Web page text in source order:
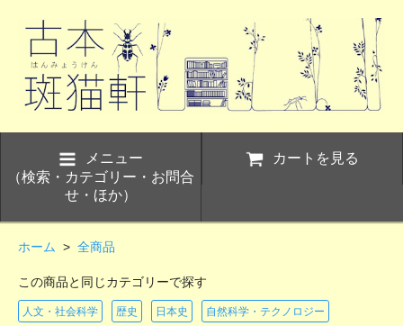
メニュー
（検索・カテゴリー・お問合
せ・ほか）
カートを見る
ホーム > 全商品
この商品と同じカテゴリーで探す
人文・社会科学 歴史 日本史 自然科学・テクノロジー